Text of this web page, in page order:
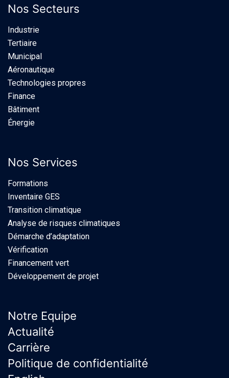
Nos Secteurs
Industrie​
Tertiaire
Municipal
Aéronautique
Technologies propres
Finance
Bâtiment
Énergie
Nos Services
Formations
Inventaire GES
Transition climatique
Analyse de risques climatiques
Démarche d’adaptation
Vérification
Financement vert
Développement de projet
Notre Equipe
Actualité
Carrière
Politique de confidentialité